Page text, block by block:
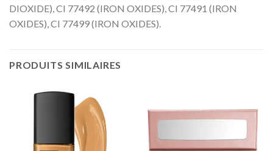
DIOXIDE), CI 77492 (IRON OXIDES), CI 77491 (IRON
OXIDES), CI 77499 (IRON OXIDES).
PRODUITS SIMILAIRES